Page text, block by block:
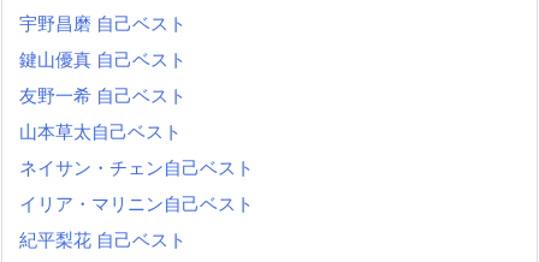
宇野昌磨 自己ベスト
鍵山優真 自己ベスト
友野一希 自己ベスト
山本草太自己ベスト
ネイサン・チェン自己ベスト
イリア・マリニン自己ベスト
紀平梨花 自己ベスト